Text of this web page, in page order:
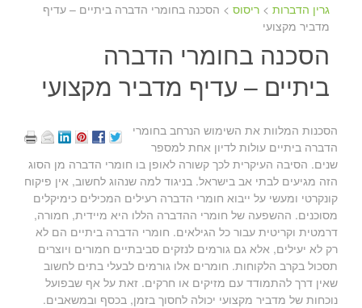
גרין הדברות > ריסוס > הסכנה בחומרי הדברה ביתיים – עדיף
מדביר מקצועי
הסכנה בחומרי הדברה
ביתיים – עדיף מדביר מקצועי
הסכנות המלוות את השימוש הנרחב בחומרי
הדברה ביתיים עולות לדיון אחת למספר
שנים. הסיבה העיקרית לכך קשורה לאופן בו חומרי הדברה מן הסוג
הזה מגיעים לבתי אב בישראל. בניגוד למה שנהוג לחשוב, אין פיקוח
קונקרטי ומעשי על ייבוא חומרי הדברה רעילים המכילים כימיקלים
מסוכנים. ההשפעה של חומרי ההדברה הללו היא מיידית, חמורה,
דרמטית וקריטית עבור כל הגילאים. חומרי הדברה ביתיים הם לא
רק לא יעילים, אלא גם גורמים לנזקים סביבתיים חמורים ויוצרים
תסכול בקרב הלקוחות. חומרים אלו גורמים לבעלי בתים לחשוב
שאין דרך להתמודד עם מזיקים או חרקים. זאת על אף שבפועל
נוכחות של מדביר מקצועי יכולה לחסוך בזמן, בכסף ובמשאבים.